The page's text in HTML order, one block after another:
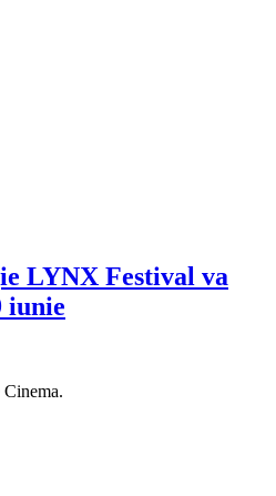
LYNX Festival va
iunie